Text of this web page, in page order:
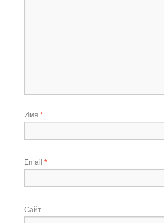
Имя *
Email *
Сайт